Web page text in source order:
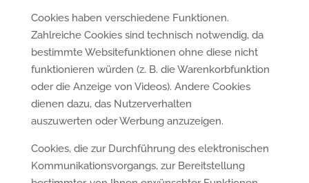
Cookies haben verschiedene Funktionen.
Zahlreiche Cookies sind technisch notwendig, da
bestimmte Websitefunktionen ohne diese nicht
funktionieren würden (z. B. die Warenkorbfunktion
oder die Anzeige von Videos). Andere Cookies
dienen dazu, das Nutzerverhalten
auszuwerten oder Werbung anzuzeigen.
Cookies, die zur Durchführung des elektronischen
Kommunikationsvorgangs, zur Bereitstellung